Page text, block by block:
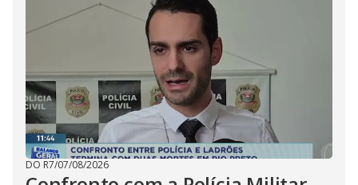
DO R7/07/08/2026